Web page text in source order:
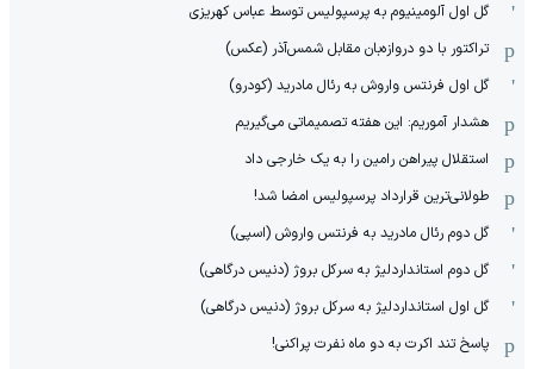
گل اول آلومینیوم به پرسپولیس توسط عباس کهریزی
تراکتور با دو دروازه‌بان مقابل شمس‌آذر (عکس)
گل اول فرنتس واروش به رئال مادرید (کودرو)
هشدار آموریم: این هفته تصمیماتی می‌گیریم
استقلال پیراهن رامین را به یک خارجی داد
طولانی‌ترین قرارداد پرسپولیس امضا شد!
گل دوم رئال مادرید به فرنتس واروش (اسپی)
گل دوم استانداردلیژ به سرکل بروژ (دنیس درگاهی)
گل اول استانداردلیژ به سرکل بروژ (دنیس درگاهی)
پاسخ تند اکرت به دو ماه نفرت پراکنی!